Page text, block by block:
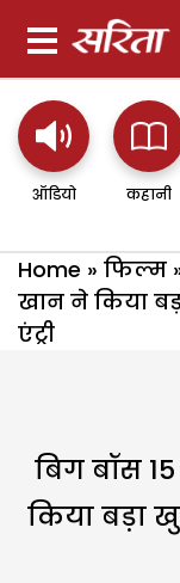
ऑडियो कहानी
Home » फिल्म
खान ने किया
एंट्री
बिग बॉस
किया बड़ा